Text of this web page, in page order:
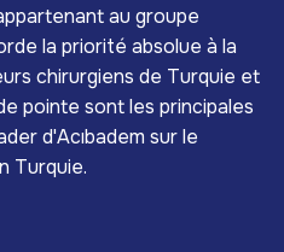
au groupe
la priorité absolue à la
chirurgiens de Turquie et
pointe sont les principales
d'Acıbadem sur le
Turquie.